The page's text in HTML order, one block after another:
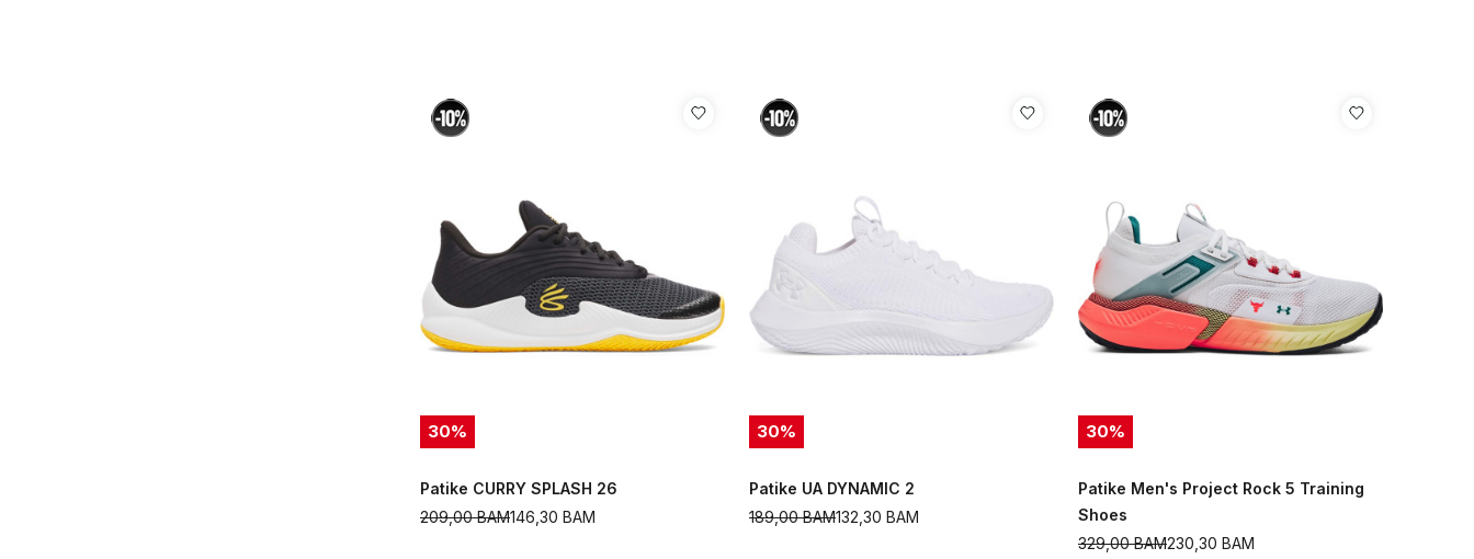
30%
Patike CURRY SPLASH 26
146,30 BAM
209,00BAM
30%
Patike UA DYNAMIC 2
132,30 BAM
189,00BAM
30%
Patike Men's Project Rock 5 Training
Shoes
230,30 BAM
329,00BAM